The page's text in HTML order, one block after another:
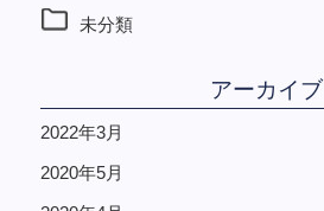
未分類
アーカイブ
2022年3月
2020年5月